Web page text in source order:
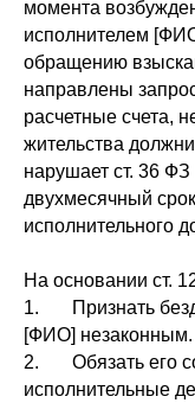
момента
исполнителем
обращению
направлены
расчетные счета,
жительства
нарушает ст. 36
двухмесячный
исполнительного
На основании ст.
1. Признать
[ФИО] незаконным.
2. Обязать его
исполнительные